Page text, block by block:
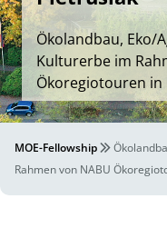
Ökolandbau, Eko/
Kulturerbe im
Ökoregiotouren
MOE-Fellowship
Rahmen von NABU